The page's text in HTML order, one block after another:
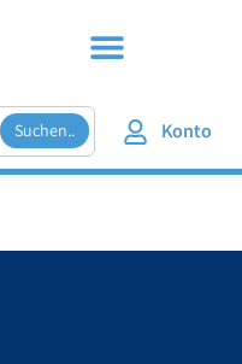
Suchen.. Konto